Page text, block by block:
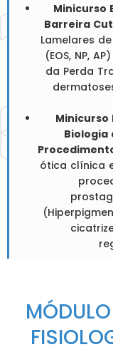
Minicurso
Barreira
Lamelares
(EOS, NP,
da Perda
Minicurso
Biologia
ótica clínica